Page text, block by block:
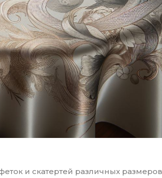
и скатертей различных размеров